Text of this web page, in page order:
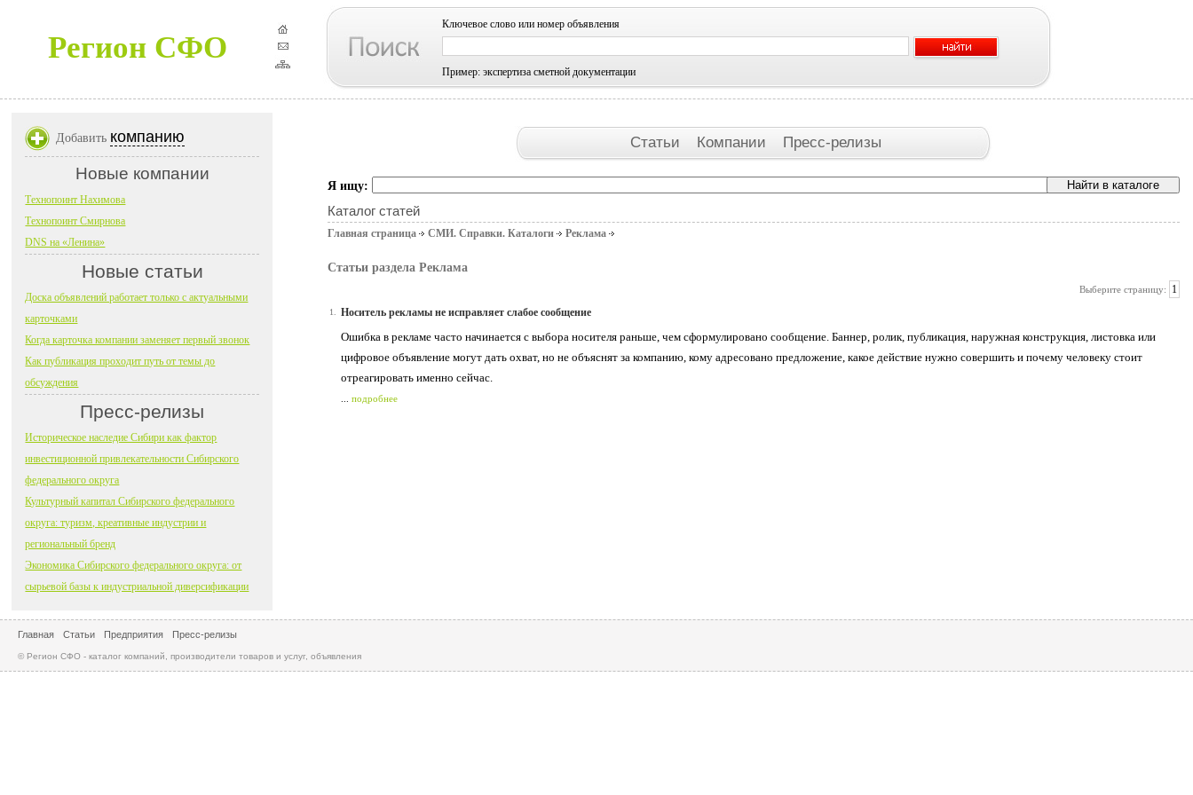
Регион СФО
Ключевое слово или номер объявления
Пример: экспертиза сметной документации
Статьи Компании Пресс-релизы
Я ищу:
Каталог статей
Главная страница СМИ. Справки. Каталоги Реклама
Статьи раздела Реклама
Выберите страницу: 1
1. Носитель рекламы не исправляет слабое сообщение
Ошибка в рекламе часто начинается с выбора носителя раньше, чем сформулировано сообщение. Баннер, ролик, публикация, наружная конструкция, листовка или
цифровое объявление могут дать охват, но не объяснят за компанию, кому адресовано предложение, какое действие нужно совершить и почему человеку стоит
отреагировать именно сейчас.
подробнее
Добавить компанию
Новые компании
Технопоинт Нахимова
Технопоинт Смирнова
DNS на «Ленина»
Новые статьи
Доска объявлений работает только с актуальными
карточками
Когда карточка компании заменяет первый звонок
Как публикация проходит путь от темы до
обсуждения
Пресс-релизы
Историческое наследие Сибири как фактор
инвестиционной привлекательности Сибирского
федерального округа
Культурный капитал Сибирского федерального
округа: туризм, креативные индустрии и
региональный бренд
Экономика Сибирского федерального округа: от
сырьевой базы к индустриальной диверсификации
Главная Статьи Предприятия Пресс-релизы
© Регион СФО - каталог компаний, производители товаров и услуг, объявления